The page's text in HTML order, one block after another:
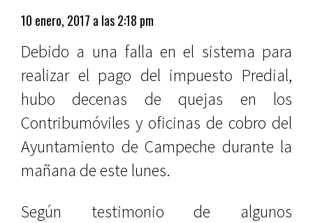
10 enero, 2017 a las 2:18 pm
Debido a una falla en el sistema para
realizar el pago del impuesto Predial,
hubo decenas de quejas en los
Contribumóviles y oficinas de cobro del
Ayuntamiento de Campeche durante la
mañana de este lunes.
Según testimonio de algunos